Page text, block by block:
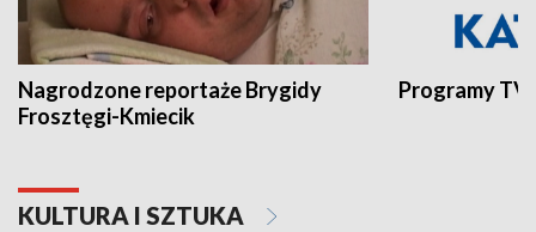
Nagrodzone reportaże Brygidy
Frosztęgi-Kmiecik
Programy
KULTURA I SZTUKA